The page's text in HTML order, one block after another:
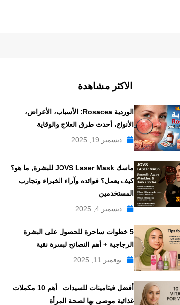
الاكثر مشاهدة
الوردية Rosacea: الأسباب، الأعراض،
الأنواع، أحدث طرق العلاج والوقاية
ديسمبر 19, 2025
ماسك JOVS Laser Mask للبشرة, ما هو؟
كيف يعمل؟ فوائده وآراء الخبراء وتجارب
المستخدمين
ديسمبر 4, 2025
5 خطوات ساحرة للحصول على البشرة
الزجاجية + أهم النصائح لبشرة نقية
نوفمبر 11, 2025
أفضل فيتامينات للسيدات | أهم 10 مكملات
غذائية موصى بها لصحة المرأة